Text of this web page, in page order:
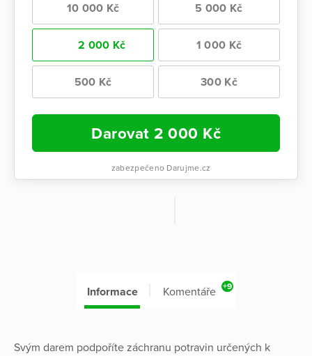
10 000 Kč 5 000 Kč
2 000 Kč 1 000 Kč
500 Kč 300 Kč
Darovat 2 000 Kč
zabezpečeno Darujme.cz
Informace Komentáře +9
Svým darem podpoříte záchranu potravin určených k